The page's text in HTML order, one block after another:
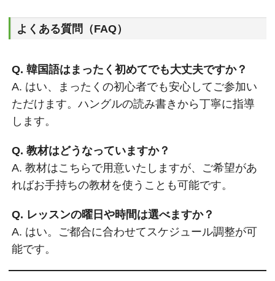
よくある質問（FAQ）
Q. 韓国語はまったく初めてでも大丈夫ですか？
A. はい、まったくの初心者でも安心してご参加い
ただけます。ハングルの読み書きから丁寧に指導
します。
Q. 教材はどうなっていますか？
A. 教材はこちらで用意いたしますが、ご希望があ
ればお手持ちの教材を使うことも可能です。
Q. レッスンの曜日や時間は選べますか？
A. はい。ご都合に合わせてスケジュール調整が可
能です。